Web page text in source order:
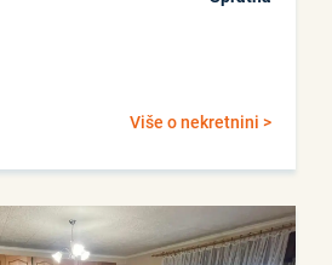
Više o nekretnini >